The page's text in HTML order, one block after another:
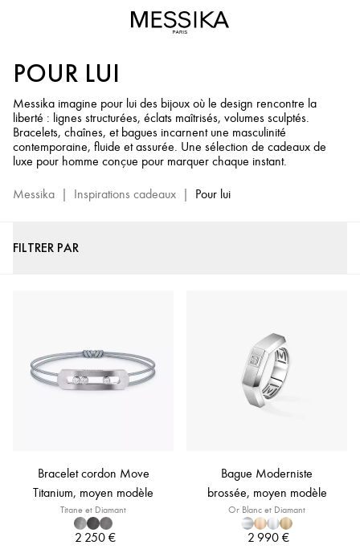
Homme
Sélection
Bijoux
Diamant
POUR LUI
Messika imagine pour lui des bijoux où le design rencontre la
liberté : lignes structurées, éclats maîtrisés, volumes sculptés.
Bracelets, chaînes, et bagues incarnent une masculinité
contemporaine, fluide et assurée. Une sélection de cadeaux de
luxe pour homme conçue pour marquer chaque instant.
Messika | Inspirations cadeaux | Pour lui
FILTRER PAR
Bracelet cordon Move
Titanium, moyen modèle
Titane et Diamant
2 250 €
Bague Moderniste
brossée, moyen modèle
Or Blanc et Diamant
2 990 €